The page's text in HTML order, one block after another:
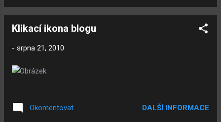
Anketa, stačí na můj e-mail nebo do
ankety, a za druhé možnosti odpovědi.
Klikací ikona blogu
- srpna 21, 2010
Okomentovat DALŠÍ INFORMACE